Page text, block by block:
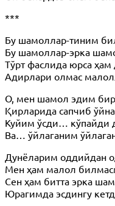
***
Бу шамоллар-тиним
Бу шамоллар-эрка
Тўрт фаслида юрса
Адирлари олмас
О, мен шамол эдим бир
Қирларида сапчиб
Куйим ўсди… кўпайди
Ва… ўйлаганим
Дунёларим оддийдан
Мен ҳам малол
Сен ҳам битта эрка
Юрагимда эсдингу